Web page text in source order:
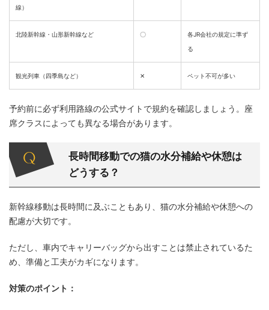
線）
北陸新幹線・山形新幹線など 〇
各JR会社の規定に準ず
る
観光列車（四季島など） ✕ ペット不可が多い
予約前に必ず利用路線の公式サイトで規約を確認しましょう。座
席クラスによっても異なる場合があります。
長時間移動での猫の水分補給や休憩は
どうする？
新幹線移動は長時間に及ぶこともあり、猫の水分補給や休憩への
配慮が大切です。
ただし、車内でキャリーバッグから出すことは禁止されているた
め、準備と工夫がカギになります。
対策のポイント：